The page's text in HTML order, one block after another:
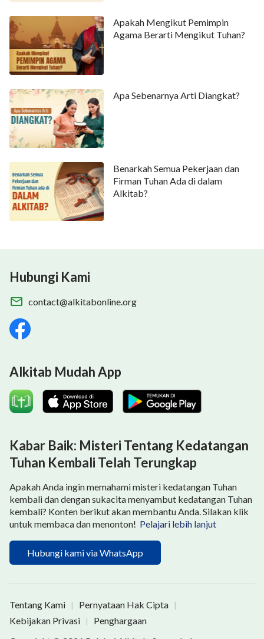
Apakah Mengikut Pemimpin
Agama Berarti Mengikut Tuhan?
Apa Sebenarnya Arti Diangkat?
Benarkah Semua Pekerjaan dan
Firman Tuhan Ada di dalam
Alkitab?
Hubungi Kami
contact@alkitabonline.org
Alkitab Mudah App
Kabar Baik: Misteri Tentang Kedatangan
Tuhan Kembali Telah Terungkap
Apakah Anda ingin memahami misteri kedatangan Tuhan
kembali dan dengan sukacita menyambut kedatangan Tuhan
kembali? Konten berikut akan membantu Anda. Silakan klik
untuk membaca dan menonton! Pelajari lebih lanjut
Hubungi kami via WhatsApp
Tentang Kami | Pernyataan Hak Cipta |
Kebijakan Privasi |
Penghargaan